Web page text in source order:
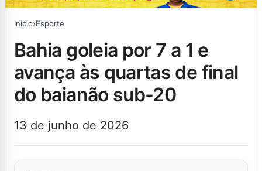
Início›Esporte
bahia goleia por 7 a 1 e
avança às quartas de final
do baianão sub-20
13 de junho de 2026